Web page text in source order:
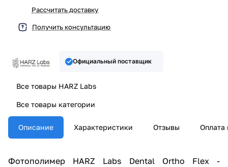
Рассчитать доставку
Получить консультацию
Официальный поставщик
Все товары HARZ Labs
Все товары категории
Описание Характеристики Отзывы Оплата
Фотополимер HARZ Labs Dental Ortho Flex -